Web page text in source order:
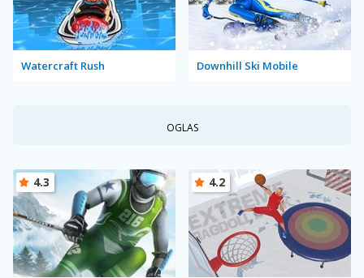
Watercraft Rush Downhill Ski Mobile
OGLAS
4.3 4.2